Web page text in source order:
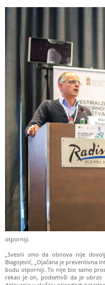
otporniji.
„Svesni smo da obnova nije
Blagojević, „Ojačana je preventivna
budu otporniji. To nije bio samo
rekao je on, podsetivši da je ubrzo